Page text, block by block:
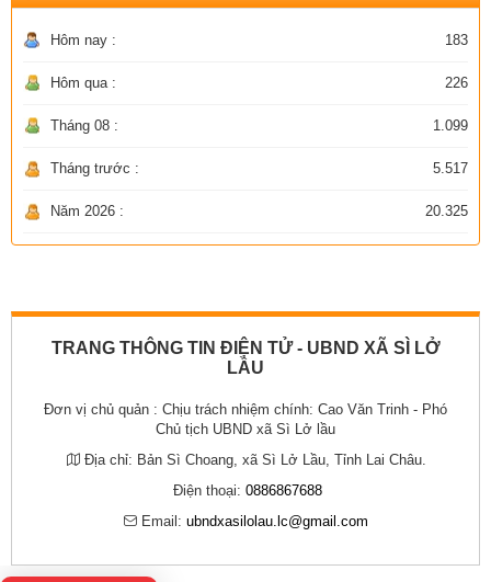
Hôm nay : 183
Hôm qua : 226
Tháng 08 : 1.099
Tháng trước : 5.517
Năm 2026 : 20.325
TRANG THÔNG TIN ĐIỆN TỬ - UBND XÃ SÌ LỞ
LẦU
Đơn vị chủ quản : Chịu trách nhiệm chính: Cao Văn Trinh - Phó
Chủ tịch UBND xã Sì Lở lầu
Địa chỉ: Bản Sì Choang, xã Sì Lở Lầu, Tỉnh Lai Châu.
Điện thoại: 0886867688
Email: ubndxasilolau.lc@gmail.com